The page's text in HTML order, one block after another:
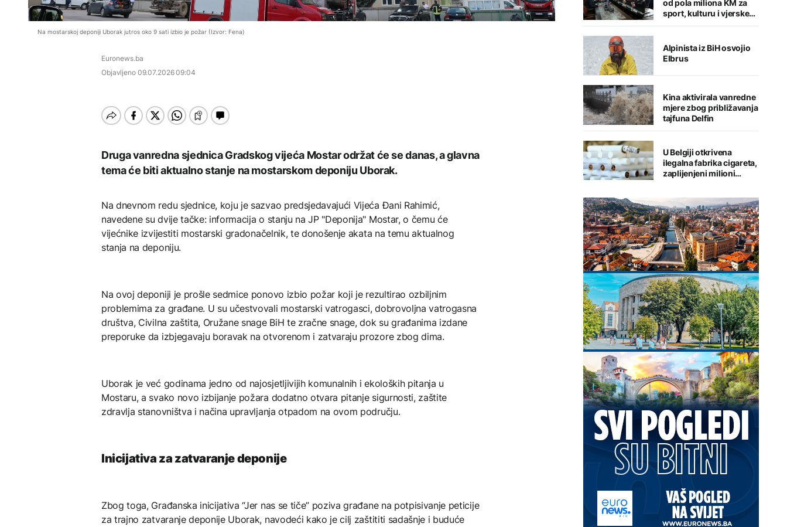
Vlada KS odobrila prvo
zapošljavanje u okviru
programa "Moje pravo"
POLITIKA
Vlada KS odobrila prvo
AKTUELNO
odgovore o planiranoj
solarnoj elektrani u
blizini Manastira Ostrog
AKTUELNO
tragedije na Elbrusu:
vremenski uslovi
Postignut dogovor,
dana
Rihanna radi na novom
albumu
ZDRAVLJE
KULTURA
evropski pozorišni
spektakl “Brechtovi
duhovi”
Na mostarskoj deponiji Uborak jutros oko 9 sati izbio je požar (Izvor: Fena)
Euronews.ba
Objavljeno 09.07.2026 09:04
Druga vanredna sjednica Gradskog vijeća Mostar održat će se danas, a glavna
tema će biti aktualno stanje na mostarskom deponiju Uborak.
Na dnevnom redu sjednice, koju je sazvao predsjedavajući Vijeća Đani Rahimić,
navedene su dvije tačke: informacija o stanju na JP "Deponija" Mostar, o čemu će
vijećnike izvijestiti mostarski gradonačelnik, te donošenje akata na temu aktualnog
stanja na deponiju.
Na ovoj deponiji je prošle sedmice ponovo izbio požar koji je rezultirao ozbiljnim
problemima za građane. U su učestvovali mostarski vatrogasci, dobrovoljna vatrogasna
društva, Civilna zaštita, Oružane snage BiH te zračne snage, dok su građanima izdane
preporuke da izbjegavaju boravak na otvorenom i zatvaraju prozore zbog dima.
Uborak je već godinama jedno od najosjetljivijih komunalnih i ekoloških pitanja u
Mostaru, a svako novo izbijanje požara dodatno otvara pitanje sigurnosti, zaštite
zdravlja stanovništva i načina upravljanja otpadom na ovom području.
Inicijativa za zatvaranje deponije
Zbog toga, Građanska inicijativa “Jer nas se tiče” poziva građane na potpisivanje peticije
za trajno zatvaranje deponije Uborak, navodeći kako je cilj zaštititi sadašnje i buduće
od pola miliona KM za
sport, kulturu i vjerske
institucije
Alpinista iz BiH osvojio
Elbrus
Kina aktivirala vanredne
mjere zbog približavanja
tajfuna Delfin
U Belgiji otkrivena
ilegalna fabrika cigareta,
zaplijenjeni milioni